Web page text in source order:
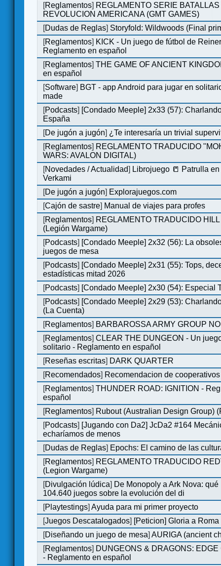
[Reglamentos] REGLAMENTO SERIE
REVOLUCION AMERICANA (GMT GAMES)
[Dudas de Reglas] Storyfold: Wildwoods (Final
[Reglamentos] KICK - Un juego de fútbol de
Reglamento en español
[Reglamentos]THE GAME OF ANCIENT
en español
[Software] BGT - app Android para jugar en
made
[Podcasts] [Condado Meeple] 2x33 (57):
España
[De jugón a jugón] ¿Te interesaría un trivial
[Reglamentos] REGLAMENTO TRADUCIDO
WARS: AVALON DIGITAL)
[Novedades / Actualidad] Librojuego 📒 Patrulla
Verkami
[De jugón a jugón] Explorajuegos.com
[Cajón de sastre] Manual de viajes para profes
[Reglamentos] REGLAMENTO TRADUCIDO
(Legión Wargame)
[Podcasts] [Condado Meeple] 2x32 (56): La
juegos de mesa
[Podcasts] [Condado Meeple] 2x31 (55): Tops,
estadísticas mitad 2026
[Podcasts] [Condado Meeple] 2x30 (54): Especial
[Podcasts] [Condado Meeple] 2x29 (53):
(La Cuenta)
[Reglamentos] BARBAROSSA ARMY GROUP
[Reglamentos]CLEAR THE DUNGEON - Un
solitario - Reglamento en español
[Reseñas escritas] DARK QUARTER
[Recomendados] Recomendacion de
[Reglamentos]THUNDER ROAD: IGNITION -
español
[Reglamentos] Rubout (Australian Design Group)
[Podcasts] [Jugando con Da2] JcDa2 #164
echaríamos de menos
[Dudas de Reglas] Epochs: El camino de las
[Reglamentos] REGLAMENTO TRADUCIDO
(Legion Wargame)
[Divulgación lúdica] De Monopoly a Ark Nova:
104.640 juegos sobre la evolución del di
[Playtestings]Ayuda para mi primer proyecto
[Juegos Descatalogados] [Peticion] Gloria a Roma
[Diseñando un juego de mesa]AURIGA (ancient
[Reglamentos] DUNGEONS & DRAGONS:
- Reglamento en español